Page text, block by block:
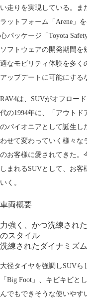
い走りを実現している。ま
ラットフォーム「Arene」
心パッケージ「Toyota
ソフトウェアの開発期間
適なモビリティ体験を多く
アップデートに可能にする
RAV4は、SUVがオフロー
代の1994年に、「アウト
のパイオニアとして誕生し
わせて変わっていく様々な
のお客様に愛されてきた。
しまれるSUVとして、お
いく。
車両概要
力強く、かつ洗練され
のスタイル
洗練されたダイナミズ
大径タイヤを強調しSUVら
「Big Foot」、キビキビと
んでもできそうな使いや